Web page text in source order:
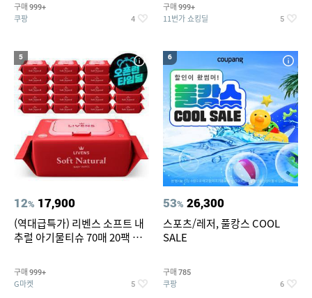
구매 999+
쿠팡 4
구매 999+
11번가 쇼킹딜 5
5
12% 17,900
(역대급특가) 리벤스 소프트 내
추럴 아기물티슈 70매 20팩 캡
구매 999+
G마켓 5
6
53% 26,300
스포츠/레저, 풀캉스 COOL
SALE
구매 785
쿠팡 6